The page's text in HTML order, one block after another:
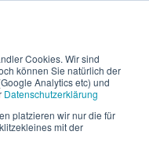
Cookies. Wir sind
können Sie natürlich der
Analytics etc) und
Datenschutzerklärung
platzieren wir nur die für
mit der